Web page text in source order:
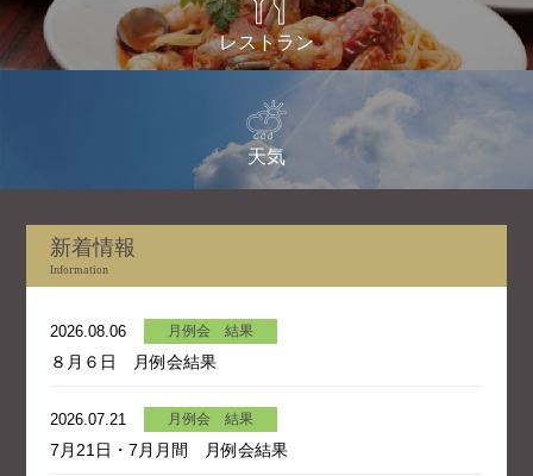
レストラン
天気
新着情報
Information
2026.08.06 月例会 結果
８月６日 月例会結果
2026.07.21 月例会 結果
7月21日・7月月間 月例会結果